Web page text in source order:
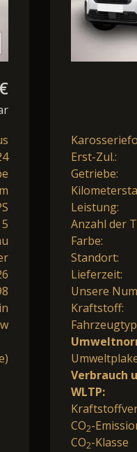
5
Erst-Zul.:
Getriebe:
Leistung:
Anzahl der
Farbe:
Standort:
Lieferzeit:
Unsere
Kraftstoff:
Verbrauch
WLTP:
CO2-
CO2-Klasse